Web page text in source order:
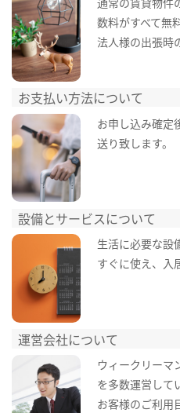
数料がすべて無
法人様の出張時
お支払い方法について
お申し込み確定
送り致します。
設備とサービスについて
生活に必要な設
すぐに使え、入
運営会社について
ウィークリーマ
を多数運営して
お客様のご利用